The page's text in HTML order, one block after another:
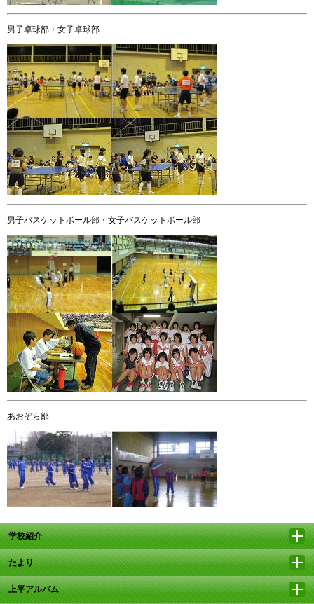
男子卓球部・女子卓球部
男子バスケットボール部・女子バスケットボール部
あおぞら部
学校紹介
たより
上平アルバム